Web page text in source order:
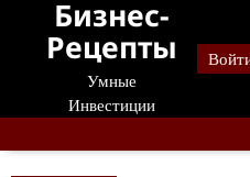
Перейти
содержанию
Бизнес-
Рецепты
Умные
Инвестиции